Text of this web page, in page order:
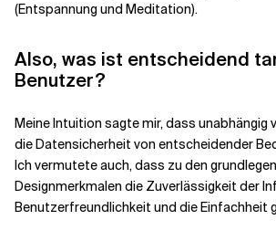
(Entspannung und Meditation).
Also, was ist entscheidend t
Benutzer?
Meine Intuition sagte mir, dass unabhängig
die Datensicherheit von entscheidender
Ich vermutete auch, dass zu den
Designmerkmalen die Zuverlässigkeit der
Benutzerfreundlichkeit und die Einfachheit